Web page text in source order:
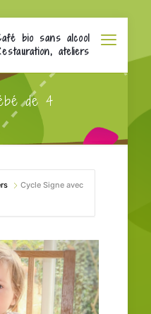
bio sans alcool
ateliers
de 4
Cycle Signe avec